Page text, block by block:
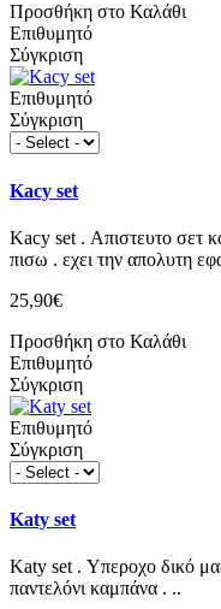
Προσθήκη στο Καλάθι
Επιθυμητό
Σύγκριση
Επιθυμητό
Σύγκριση
Kacy set
Kacy set . Απιστευτο σετ
πισω . εχει την απολυτη
25,90€
Προσθήκη στο Καλάθι
Επιθυμητό
Σύγκριση
Επιθυμητό
Σύγκριση
Katy set
Katy set . Υπεροχο δικό
παντελόνι καμπάνα . ..